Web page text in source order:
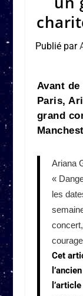
Publié par
Avant
Paris,
grand
Ariana
«
les
Cet